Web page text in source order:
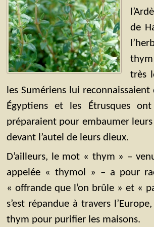
de
très
les Sumériens lui
Égyptiens et les Étrusques
préparaient pour embaumer
devant l’autel de leurs dieux.
D’ailleurs, le mot « thym » –
appelée « thymol » – a pour
« offrande que l’on brûle » et «
s’est répandue à travers
thym pour purifier les maisons.